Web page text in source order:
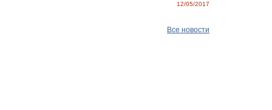
12/05/2017
Все новости